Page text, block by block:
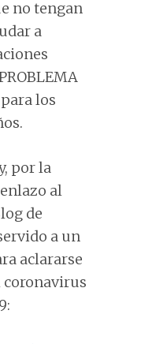
no tengan
a
los
por la
al
de
a un
aclararse
coronavirus